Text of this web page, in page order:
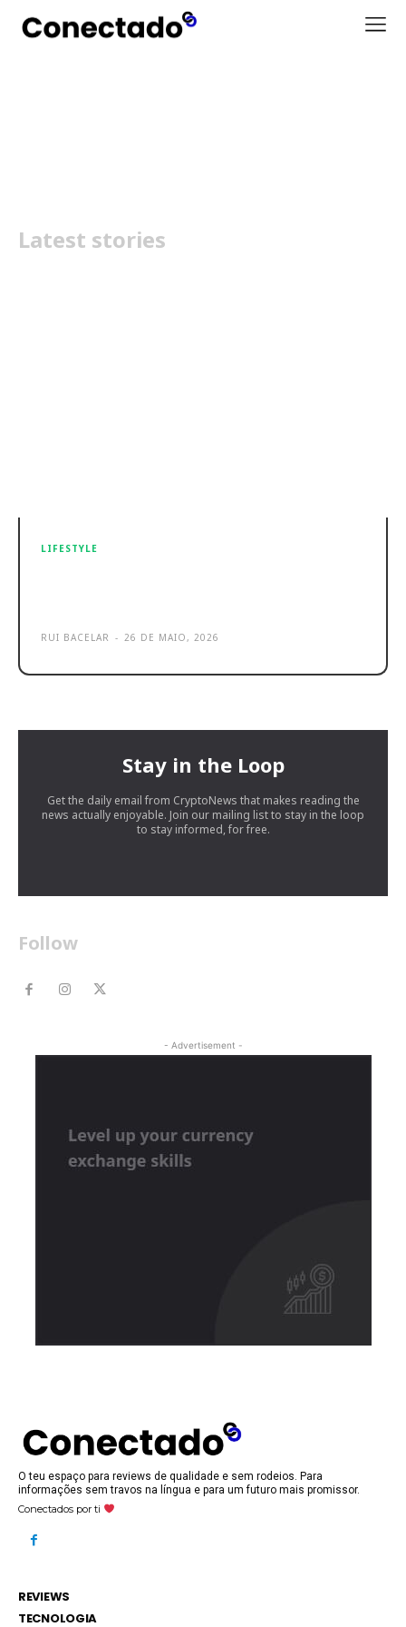
Latest stories
LIFESTYLE
RUI BACELAR - 26 DE MAIO, 2026
Stay in the Loop
Get the daily email from CryptoNews that makes reading the
news actually enjoyable. Join our mailing list to stay in the loop
to stay informed, for free.
Follow
- Advertisement -
O teu espaço para reviews de qualidade e sem rodeios. Para
informações sem travos na língua e para um futuro mais promissor.
Conectados por ti
REVIEWS
TECNOLOGIA